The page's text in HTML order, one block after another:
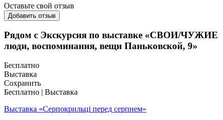
Оставьте свой отзыв
Добавить отзыв
Рядом с Экскурсия по выставке «СВОИ/ЧУЖИЕ
люди, воспоминания, вещи Паньковской, 9»
Бесплатно
Выставка
Сохранить
Бесплатно | Выставка
Выставка «Серпокрильці перед серпнем»